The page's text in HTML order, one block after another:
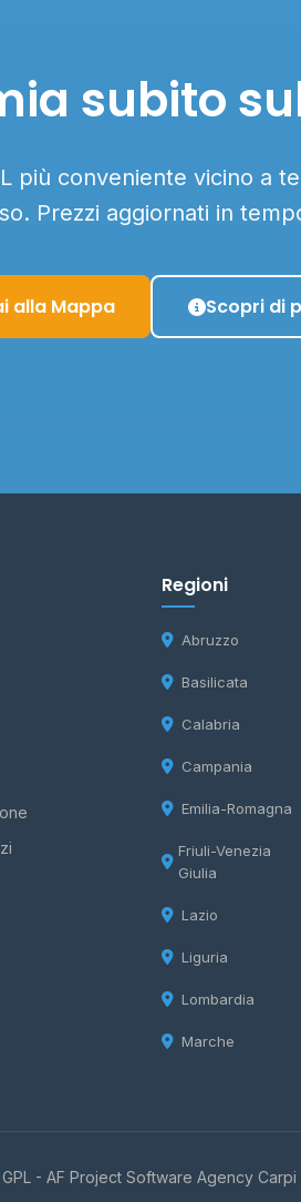
subito
più conveniente vicino a
Prezzi aggiornati in
alla Mappa Scopri di
Regioni
Abruzzo
Basilicata
Calabria
Campania
Emilia-Romagna
Friuli-Venezia
Giulia
Lazio
Liguria
Lombardia
Marche
- AF Project Software Agency Carpi